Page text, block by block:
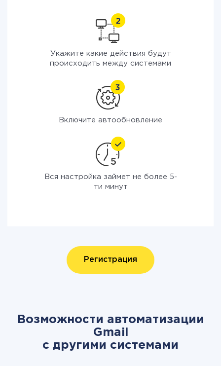
Укажите какие действия будут
происходить между системами
Включите автообновление
Вся настройка займет не более 5-
ти минут
Регистрация
Возможности автоматизации
Gmail
с другими системами